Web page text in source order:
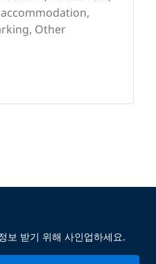
Other
보 받기 위해 사인업하세요.